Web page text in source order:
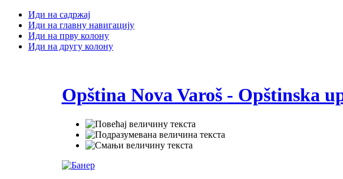
Иди на садржај
Иди на главну навигацију
Иди на прву колону
Иди на другу колону
Opština Nova Varoš - Opštinska